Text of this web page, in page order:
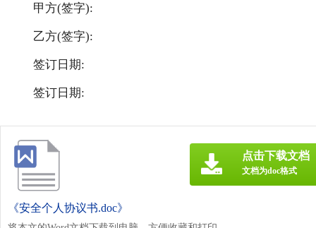
甲方(签字):
乙方(签字):
签订日期:
签订日期:
《安全个人协议书.doc》
点击下载文档
文档为doc格式